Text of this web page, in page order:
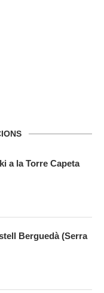
a la Torre Capeta
Berguedà (Serra